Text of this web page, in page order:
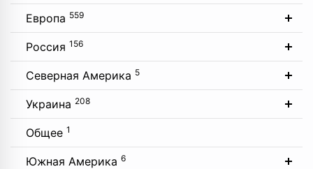
Европа 559
Россия 156
Северная Америка 5
Украина 208
Общее 1
Южная Америка 6